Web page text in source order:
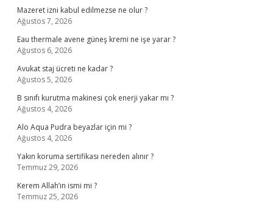
Mazeret izni kabul edilmezse ne olur ?
Ağustos 7, 2026
Eau thermale avene güneş kremi ne işe yarar ?
Ağustos 6, 2026
Avukat staj ücreti ne kadar ?
Ağustos 5, 2026
B sınıfı kurutma makinesi çok enerji yakar mı ?
Ağustos 4, 2026
Alo Aqua Pudra beyazlar için mi ?
Ağustos 4, 2026
Yakın koruma sertifikası nereden alınır ?
Temmuz 29, 2026
Kerem Allah’ın ismi mi ?
Temmuz 25, 2026